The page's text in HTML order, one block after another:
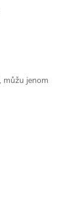
můžu jenom